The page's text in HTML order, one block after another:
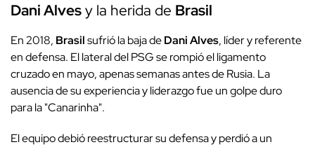
Dani Alvesy la herida de Brasil
En 2018, Brasilsufrió la baja deDani Alves, líder y referente
en defensa. El lateral del PSG se rompió el ligamento
cruzado en mayo, apenas semanas antes de Rusia. La
ausencia de su experiencia y liderazgo fue un golpe duro
para la "Canarinha".
El equipo debió reestructurar su defensa y perdió a un